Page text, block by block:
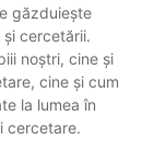
găzduiește
cercetării.
noștri, cine și
cine și cum
la lumea în
cercetare.